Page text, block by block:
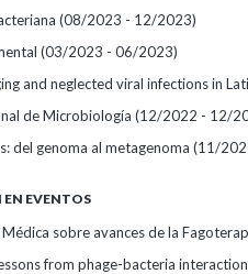
(08/2023 - 12/2023)
(03/2023 - 06/2023)
and neglected viral infections in
de Microbiología (12/2022 - 12/
del genoma al metagenoma (11/
EVENTOS
sobre avances de la
from phage-bacteria